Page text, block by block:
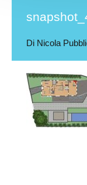
Di Nicola